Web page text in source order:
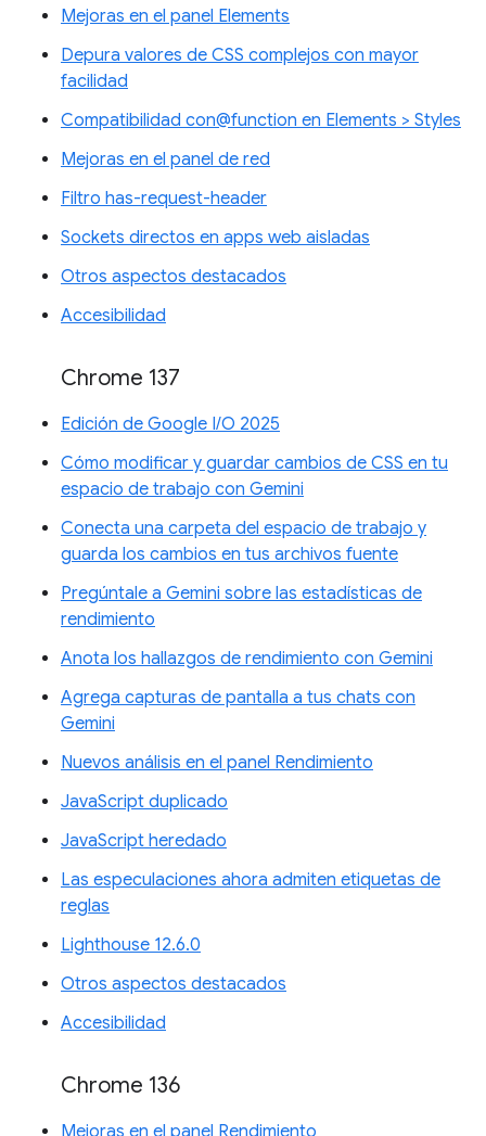
Mejoras en el panel Elements
Depura valores de CSS complejos con mayor
facilidad
Compatibilidad con@function en Elements > Styles
Mejoras en el panel de red
Filtro has-request-header
Sockets directos en apps web aisladas
Otros aspectos destacados
Accesibilidad
Chrome 137
Edición de Google I/O 2025
Cómo modificar y guardar cambios de CSS en tu
espacio de trabajo con Gemini
Conecta una carpeta del espacio de trabajo y
guarda los cambios en tus archivos fuente
Pregúntale a Gemini sobre las estadísticas de
rendimiento
Anota los hallazgos de rendimiento con Gemini
Agrega capturas de pantalla a tus chats con
Gemini
Nuevos análisis en el panel Rendimiento
JavaScript duplicado
JavaScript heredado
Las especulaciones ahora admiten etiquetas de
reglas
Lighthouse 12.6.0
Otros aspectos destacados
Accesibilidad
Chrome 136